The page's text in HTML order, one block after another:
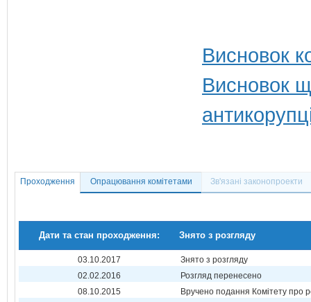
Висновок
Висновок
Проходження Опрацювання комітетами Зв'язані законопроекти
Дати та стан проходження: Знято з розгляду
03.10.2017
Знято з розгляду
02.02.2016
Розгляд перенесено
08.10.2015
Вручено подання Комітету про